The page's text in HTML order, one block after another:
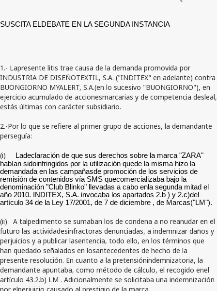
SUSCITA ELDEBATE EN LA SEGUNDA INSTANCIA
1.- Lapresente litis trae causa de la demanda promovida por
INDUSTRIA DE DISEÑOTEXTIL, S.A. ("INDITEX" en adelante) contra
BUONGIORNO MYALERT, S.A.(en lo sucesivo "BUONGIORNO"), en
ejercicio acumulado de accionesmarcarias y de competencia desleal,
estás últimas con carácter subsidiario.
2.-Por lo que se refiere al primer grupo de acciones, la demandante
perseguía:
(i)
Ladeclaración de que sus derechos sobre la marca "ZARA"
habían sidoinfringidos por la utilización quede la misma hizo la
demandada en las campañasde promoción de los servicios de
remisión de contenidos vía SMS quecomercializaba bajo la
denominación "Club Blinko" llevadas a cabo enla segunda mitad el
año 2010. INDITEX, S.A. invocaba los apartados 2.b ) y 2.c)del
artículo 34 de la Ley 17/2001, de 7 de diciembre , de Marcas("LM").
(ii)
A talpedimento se sumaban los de condena a no reanudar en el
futuro las actividadesinfractoras denunciadas, a indemnizar daños y
perjuicios y a publicar lasentencia, todo ello, en los términos que
han quedado señalados en losantecedentes de hecho de la
presente resolución. En cuanto a la pretensiónindemnizatoria, la
demandante apuntaba, como método de cálculo, el recogido enel
artículo 43.2.b) LM . Adicionalmente se solicitaba una indemnización
por elperjuicio causado al prestigio de la marca.